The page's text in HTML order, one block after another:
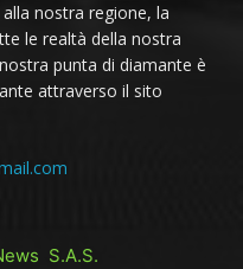
nostra regione, la
le realtà della nostra
punta di diamante è
attraverso il sito
S.A.S.